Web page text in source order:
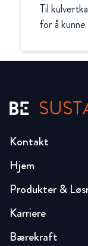
Til
for å
Hjem
Produkter &
Karriere
Bærekraft
Kontakt